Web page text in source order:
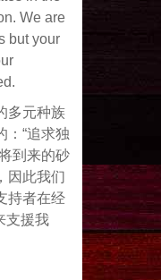
We are
but your
多元种族
：“追求独
到来的砂
因此我们
持者在经
支援我